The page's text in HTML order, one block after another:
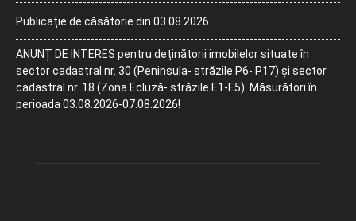
Publicație de căsătorie din 03.08.2026
ANUNȚ DE INTERES pentru deținătorii imobilelor situate în
sector cadastral nr. 30 (Peninsula- străzile P6- P17) și sector
cadastral nr. 18 (Zona Ecluză- străzile E1-E5). Măsurători în
perioada 03.08.2026-07.08.2026!